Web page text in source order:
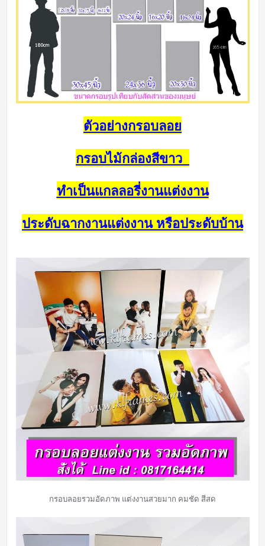
ตัวอย่างกรอบลอย
กรอบไม้กล่องสีขาว
ทำเป็นแกลลอรี่งานแต่งงาน
ประดับฉากงานแต่งงาน หรือประดับบ้าน
กรอบลอยรวมอัดภาพ แต่งงานสวยมาก คมชัด สีสด